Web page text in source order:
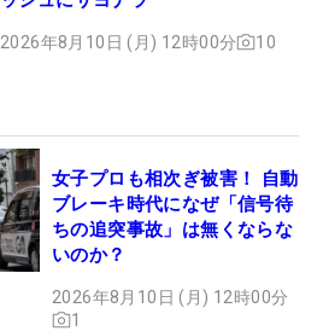
2026年8月10日 (月) 12時00分 10
女子プロも相次ぎ被害！ 自動
ブレーキ時代になぜ「信号待
ちの追突事故」は無くならな
いのか？
2026年8月10日 (月) 12時00分
1